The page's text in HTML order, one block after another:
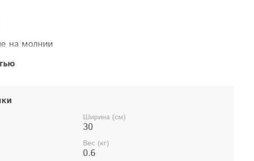
на молнии
лямки
Ширина (см)
30
Вес (кг)
0.6